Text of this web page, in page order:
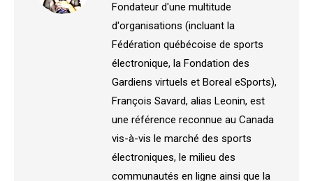
Fondateur d'une multitude
d'organisations (incluant la
Fédération québécoise de sports
électronique, la Fondation des
Gardiens virtuels et Boreal eSports),
François Savard, alias Leonin, est
une référence reconnue au Canada
vis-à-vis le marché des sports
électroniques, le milieu des
communautés en ligne ainsi que la